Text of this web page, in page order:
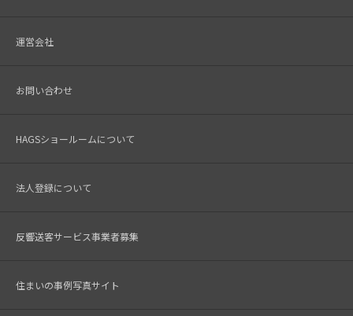
運営会社
お問い合わせ
HAGSショールームについて
法人登録について
反響送客サービス事業者募集
住まいの事例写真サイト